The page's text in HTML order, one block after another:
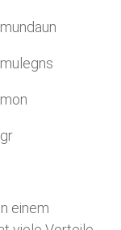
mundaun
mulegns
mon
gr
einem